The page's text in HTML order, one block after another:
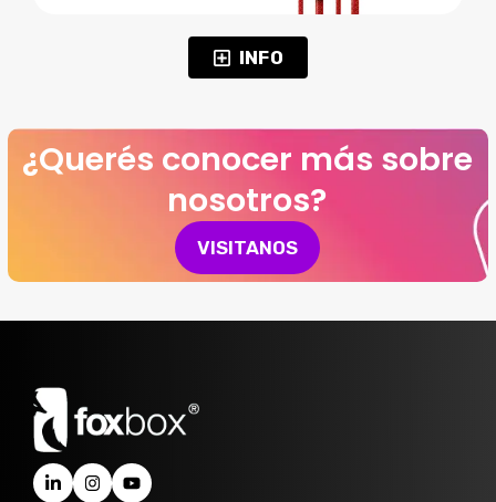
INFO
¿Querés conocer más sobre
nosotros?
VISITANOS